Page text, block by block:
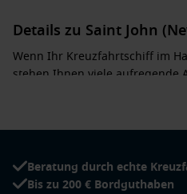
Details zu Saint John
Wenn Ihr Kreuzfahrtschiff im
stehen Ihnen viele aufregende
Besuch der Reversing Falls:
entgegengesetzte
sind die Bootsfahrten, die
Beratung durch echte
Bis zu 200 € Bordguthaben